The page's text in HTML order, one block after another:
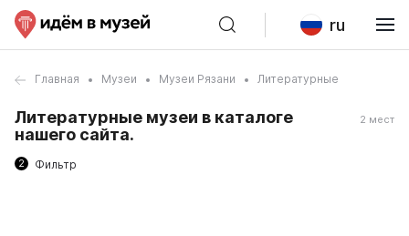
ru
Главная Музеи Музеи Рязани Литературные
Литературные музеи в каталоге
нашего сайта.
2 мест
2 Фильтр